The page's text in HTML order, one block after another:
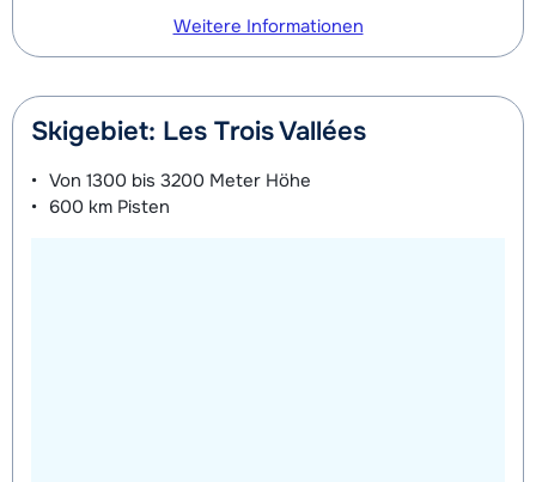
Weitere Informationen
Skigebiet: Les Trois Vallées
Von 1300 bis 3200 Meter Höhe
600 km Pisten